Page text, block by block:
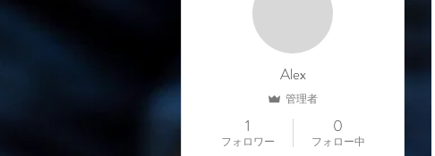
Alex
管理者
1
フォロワー
0
フォロー中